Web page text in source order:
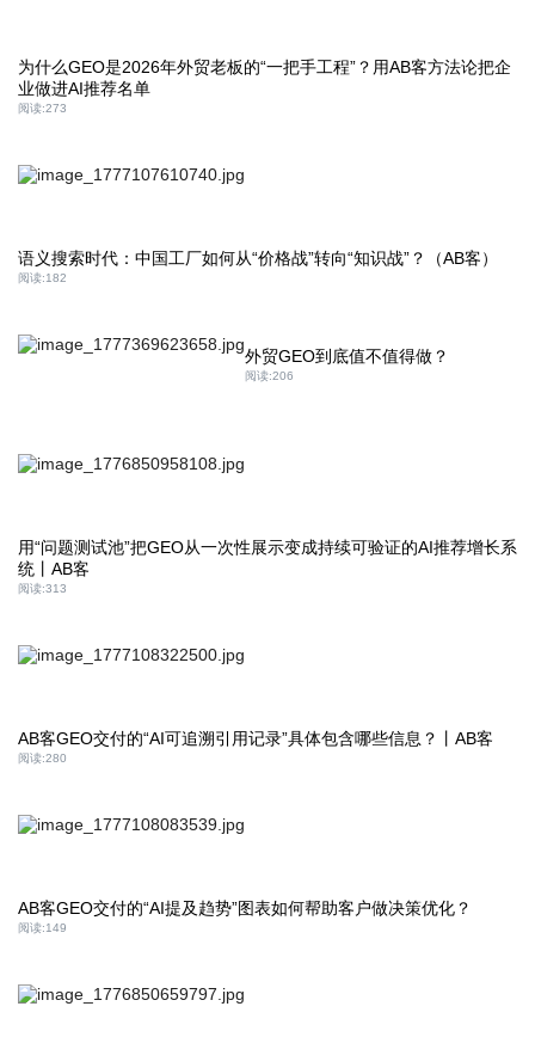
为什么GEO是2026年外贸老板的“一把手工程”？用AB客方法论把企
业做进AI推荐名单
阅读:273
语义搜索时代：中国工厂如何从“价格战”转向“知识战”？（AB客）
阅读:182
外贸GEO到底值不值得做？
阅读:206
用“问题测试池”把GEO从一次性展示变成持续可验证的AI推荐增长系
统丨AB客
阅读:313
AB客GEO交付的“AI可追溯引用记录”具体包含哪些信息？丨AB客
阅读:280
AB客GEO交付的“AI提及趋势”图表如何帮助客户做决策优化？
阅读:149